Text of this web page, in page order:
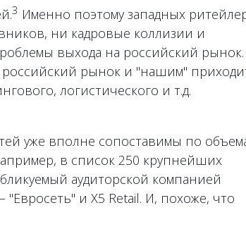
3 Именно поэтому западных
ни кадровые коллизии и
выхода на российский рынок.
рынок и "нашим"
логистического и т.д.
уже вполне сопоставимы по
в список 250 крупнейших
аудиторской компанией
и Х5 Retail. И, похоже, что